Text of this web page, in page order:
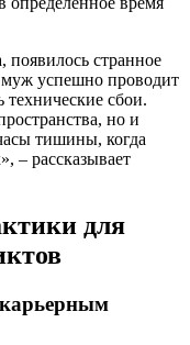
появилось странное
муж успешно проводит
технические сбои.
но и
тишины, когда
– рассказывает
для